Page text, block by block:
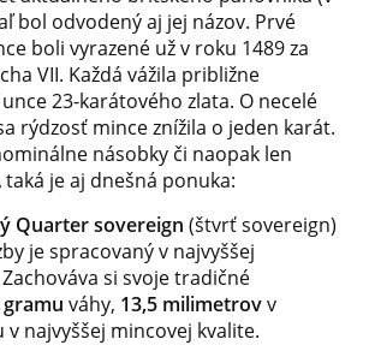
bol odvodený aj jej názov. Prvé
boli vyrazené už v roku 1489 za
VII. Každá vážila približne
23-karátového zlata. O necelé
rýdzosť mince znížila o jeden karát.
násobky či naopak len
taká je aj dnešná ponuka:
Quarter sovereign (štvrť sovereign)
je spracovaný v najvyššej
si svoje tradičné
gramu váhy, 13,5 milimetrovv
najvyššej mincovej kvalite.